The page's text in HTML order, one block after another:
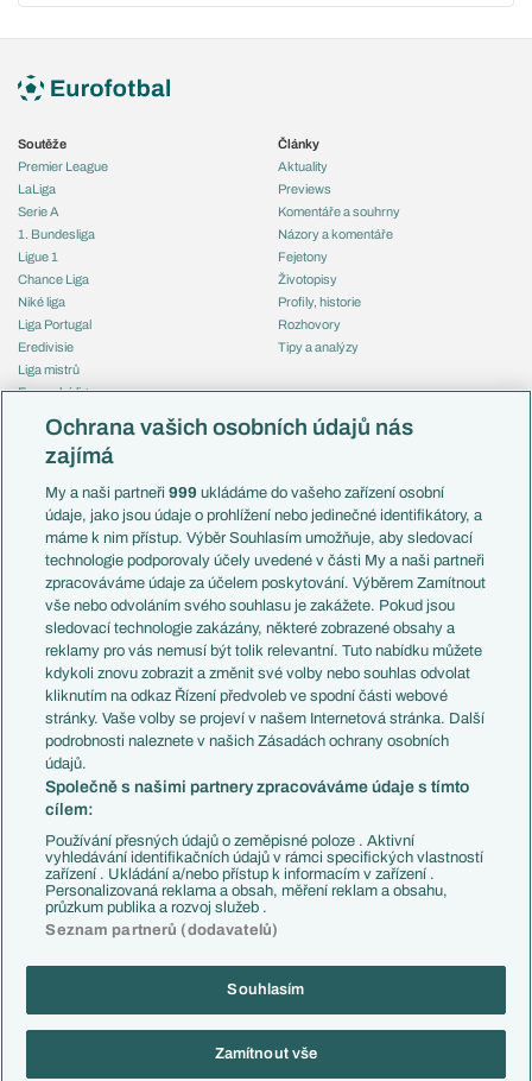
Soutěže
Premier League
LaLiga
Serie A
1. Bundesliga
Ligue 1
Chance Liga
Niké liga
Liga Portugal
Eredivisie
Liga mistrů
Evropská liga
Mistrovství světa
Liga národů
Témata
Představení týmů MS
EuroSkauting
PL v kostce
Evropské koeficienty
Přestupy
Přestupové spekulace
Zranění
Kluby
Arsenal FC
Chelsea FC
Manchester United
AC Milán
Juventus FC
Bayern Mnichov
FC Barcelona
Real Madrid
Články
Aktuality
Previews
Komentáře a souhrny
Názory a komentáře
Fejetony
Životopisy
Profily, historie
Rozhovory
Tipy a analýzy
Česko
Francie
Itálie
Německo
Španělsko
Argentina
Brazílie
Přestupy
Zápasy
Livescore
Tipovací soutěž
Copyright © 2001-2026 EuroFotbal.cz. Využíváme zpravodajství ČTK.
Informace o zpracování osobních údajů
Ochrana vašich osobních údajů nás
zajímá
My a naši partneři999 ukládáme do vašeho zařízení osobní
údaje, jako jsou údaje o prohlížení nebo jedinečné identifikátory, a
máme k nim přístup. Výběr Souhlasím umožňuje, aby sledovací
technologie podporovaly účely uvedené v části My a naši partneři
zpracováváme údaje za účelem poskytování. Výběrem Zamítnout
vše nebo odvoláním svého souhlasu je zakážete. Pokud jsou
sledovací technologie zakázány, některé zobrazené obsahy a
reklamy pro vás nemusí být tolik relevantní. Tuto nabídku můžete
kdykoli znovu zobrazit a změnit své volby nebo souhlas odvolat
kliknutím na odkaz Řízení předvoleb ve spodní části webové
stránky. Vaše volby se projeví v našem Internetová stránka. Další
podrobnosti naleznete v našich Zásadách ochrany osobních
údajů.
Společně s našimi partnery zpracováváme údaje s tímto
cílem:
Používání přesných údajů o zeměpisné poloze . Aktivní
vyhledávání identifikačních údajů v rámci specifických vlastností
zařízení . Ukládání a/nebo přístup k informacím v zařízení .
Personalizovaná reklama a obsah, měření reklam a obsahu,
průzkum publika a rozvoj služeb .
Seznam partnerů (dodavatelů)
Souhlasím
Zamítnout vše